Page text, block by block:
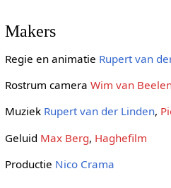
Makers
Regie en animatie Rupert van
Rostrum camera Wim van
Muziek Rupert van der Linden,
Geluid Max Berg, Haghefilm
Productie Nico Crama